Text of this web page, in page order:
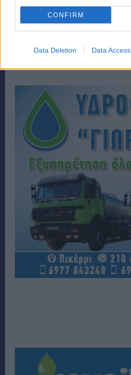
CONFIRM
Data Deletion Data Access